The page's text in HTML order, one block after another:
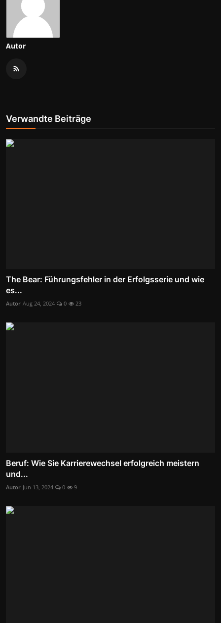
Autor
Verwandte Beiträge
The Bear: Führungsfehler in der Erfolgsserie und wie
es...
Autor Aug 24, 2024 0 23
Beruf: Wie Sie Karrierewechsel erfolgreich meistern
und...
Autor Jun 13, 2024 0 9